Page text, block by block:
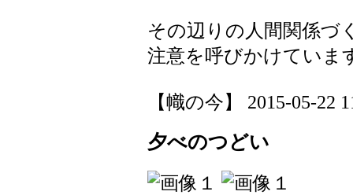
その辺りの人間関係づ
注意を呼びかけていま
【幟の今】 2015-05-22
夕べのつどい